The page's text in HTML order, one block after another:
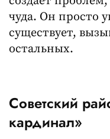
чуда. Он просто
существует,
остальных.
Советский
кардинал»